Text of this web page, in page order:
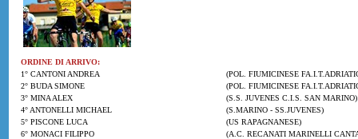
ORDINE DI ARRIVO:
1° CANTONI ANDREA
(POL. FIUMICINESE
2° BUDA SIMONE
(POL. FIUMICINESE
3° MINA ALEX
(S.S. JUVENES C.I.S. SAN MARINO)
4° ANTONELLI MICHAEL
(S.MARINO - SS.JUVENES)
5° PISCONE LUCA
(US RAPAGNANESE)
6° MONACI FILIPPO
(A.C. RECANATI MARINELLI